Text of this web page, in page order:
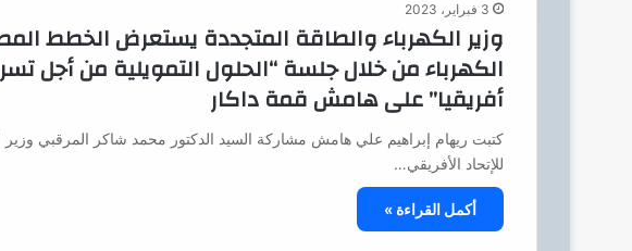
3 فبراير، 2023
وزير الكهرباء والطاقة المتجددة يستعرض الخطط
الكهرباء من خلال جلسة “الحلول التمويلية من أجل
أفريقيا” على هامش قمة داكار
كتبت ريهام إبراهيم علي هامش مشاركة السيد الدكتور محمد شاكر المرقبي وزير
للإتحاد الأفريقي…
أكمل القراءة »